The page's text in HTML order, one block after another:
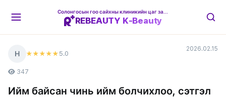
REBEAUTY K-Beauty
Н ★★★★★ 5.0
2026.02.15
347
Ийм байсан чинь ийм болчихлоо, сэтгэл